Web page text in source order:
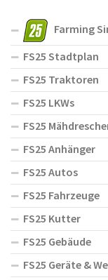
Farming
FS25 Stadtplan
FS25 Traktoren
FS25 LKWs
FS25
FS25 Anhänger
FS25 Autos
FS25 Fahrzeuge
FS25 Kutter
FS25 Gebäude
FS25 Geräte &